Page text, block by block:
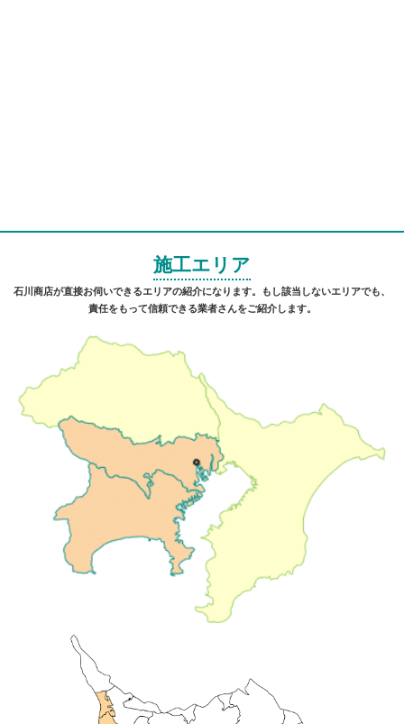
施工エリア
石川商店が直接お伺いできるエリアの紹介になります。もし該当しないエリアでも、
責任をもって信頼できる業者さんをご紹介します。